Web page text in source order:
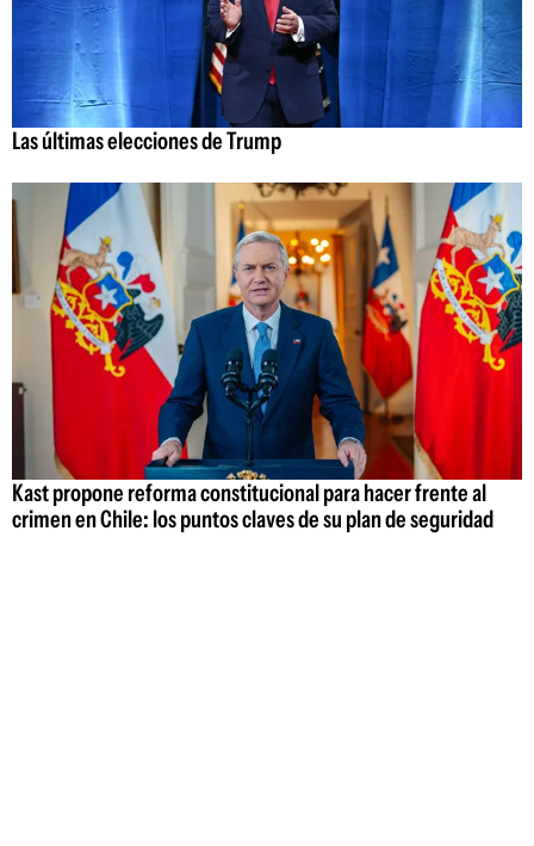
Las últimas elecciones de Trump
Kast propone reforma constitucional para hacer frente al
crimen en Chile: los puntos claves de su plan de seguridad